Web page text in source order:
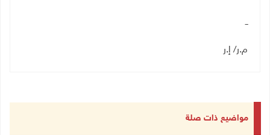
ــ
م.ر/ إ.ر
مواضيع ذات صلة